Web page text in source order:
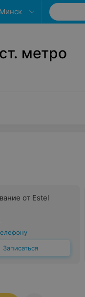
Минск
метро
от Estel
Записаться